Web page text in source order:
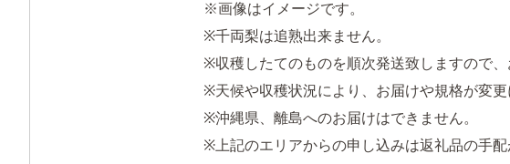
※画像はイメージです。
※千両梨は追熟出来ません。
※収穫したてのものを順次発送致しますので、
※天候や収穫状況により、お届けや規格が変更
※沖縄県、離島へのお届けはできません。
※上記のエリアからの申し込みは返礼品の手